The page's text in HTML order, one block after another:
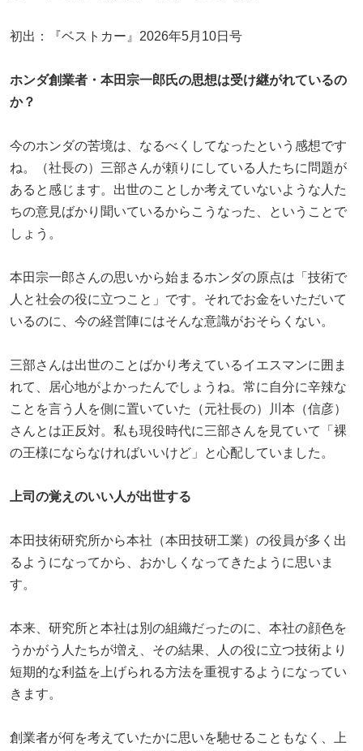
初出：『ベストカー』2026年5月10日号
ホンダ創業者・本田宗一郎氏の思想は受け継がれているの
か？
今のホンダの苦境は、なるべくしてなったという感想です
ね。（社長の）三部さんが頼りにしている人たちに問題が
あると感じます。出世のことしか考えていないような人た
ちの意見ばかり聞いているからこうなった、ということで
しょう。
本田宗一郎さんの思いから始まるホンダの原点は「技術で
人と社会の役に立つこと」です。それでお金をいただいて
いるのに、今の経営陣にはそんな意識がおそらくない。
三部さんは出世のことばかり考えているイエスマンに囲ま
れて、居心地がよかったんでしょうね。常に自分に辛辣な
ことを言う人を側に置いていた（元社長の）川本（信彦）
さんとは正反対。私も現役時代に三部さんを見ていて「裸
の王様にならなければいいけど」と心配していました。
上司の覚えのいい人が出世する
本田技術研究所から本社（本田技研工業）の役員が多く出
るようになってから、おかしくなってきたように思いま
す。
本来、研究所と本社は別の組織だったのに、本社の顔色を
うかがう人たちが増え、その結果、人の役に立つ技術より
短期的な利益を上げられる方法を重視するようになってい
きます。
創業者が何を考えていたかに思いを馳せることもなく、上